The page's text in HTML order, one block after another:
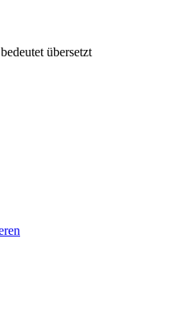
bedeutet übersetzt